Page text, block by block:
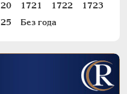
1721 1722
1723
Без года